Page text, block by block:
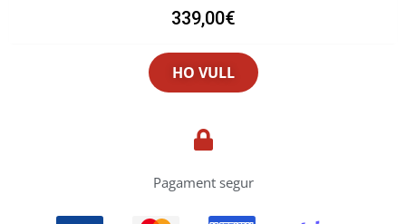
339,00€
HO VULL
Pagament segur